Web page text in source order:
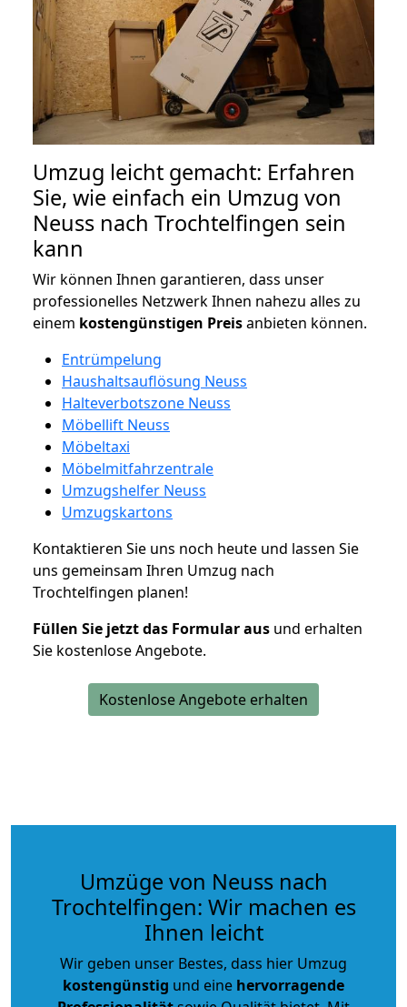
Umzug leicht gemacht: Erfahren
Sie, wie einfach ein Umzug von
Neuss nach Trochtelfingen sein
kann
Wir können Ihnen garantieren, dass unser
professionelles Netzwerk Ihnen nahezu alles zu
einem kostengünstigen Preisanbieten können.
Entrümpelung
Haushaltsauflösung Neuss
Halteverbotszone Neuss
Möbellift Neuss
Möbeltaxi
Möbelmitfahrzentrale
Umzugshelfer Neuss
Umzugskartons
Kontaktieren Sie uns noch heute und lassen Sie
uns gemeinsam Ihren Umzug nach
Trochtelfingen planen!
Füllen Sie jetzt das Formular aus und erhalten
Sie kostenlose Angebote.
Kostenlose Angebote erhalten
Umzüge von Neuss nach
Trochtelfingen: Wir machen es
Ihnen leicht
Wir geben unser Bestes, dass hier Umzug
kostengünstig und eine hervorragende